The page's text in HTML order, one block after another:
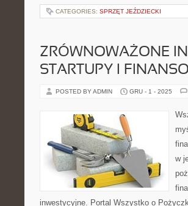
CATEGORIES: SPRZĘT JEŹDZIECKI
ZRÓWNOWAŻONE
STARTUPY I
POSTED BY ADMIN GRU - 1 - 2025
w
inwestycyjne. Portal Wszystko o